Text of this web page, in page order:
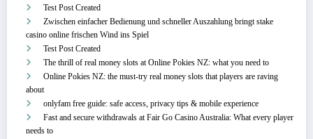
Test Post Created
Zwischen einfacher Bedienung und schneller Auszahlung bringt stake
casino online frischen Wind ins Spiel
Test Post Created
The thrill of real money slots at Online Pokies NZ: what you need to
Online Pokies NZ: the must-try real money slots that players are raving
about
onlyfam free guide: safe access, privacy tips & mobile experience
Fast and secure withdrawals at Fair Go Casino Australia: What every player
needs to